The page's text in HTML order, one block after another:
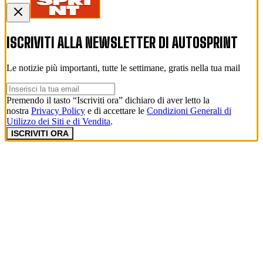
ISCRIVITI ALLA NEWSLETTER DI AUTOSPRINT
Le notizie più importanti, tutte le settimane, gratis nella tua mail
Premendo il tasto “Iscriviti ora” dichiaro di aver letto la
nostra Privacy Policy e di accettare le Condizioni Generali di
Utilizzo dei Siti e di Vendita.
ISCRIVITI ORA